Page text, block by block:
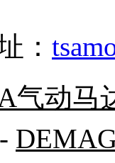
：
气动马
-